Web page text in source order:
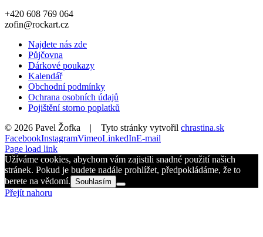
+420 608 769 064
zofin@rockart.cz
Najdete nás zde
Půjčovna
Dárkové poukazy
Kalendář
Obchodní podmínky
Ochrana osobních údajů
Pojištění storno poplatků
© 2026 Pavel Žofka | Tyto stránky vytvořil chrastina.sk
FacebookInstagramVimeoLinkedInE-mail
Page load link
Užíváme cookies, abychom vám zajistili snadné použití našich
stránek. Pokud je budete nadále prohlížet, předpokládáme, že to
berete na vědomí. Souhlasím
Přejít nahoru